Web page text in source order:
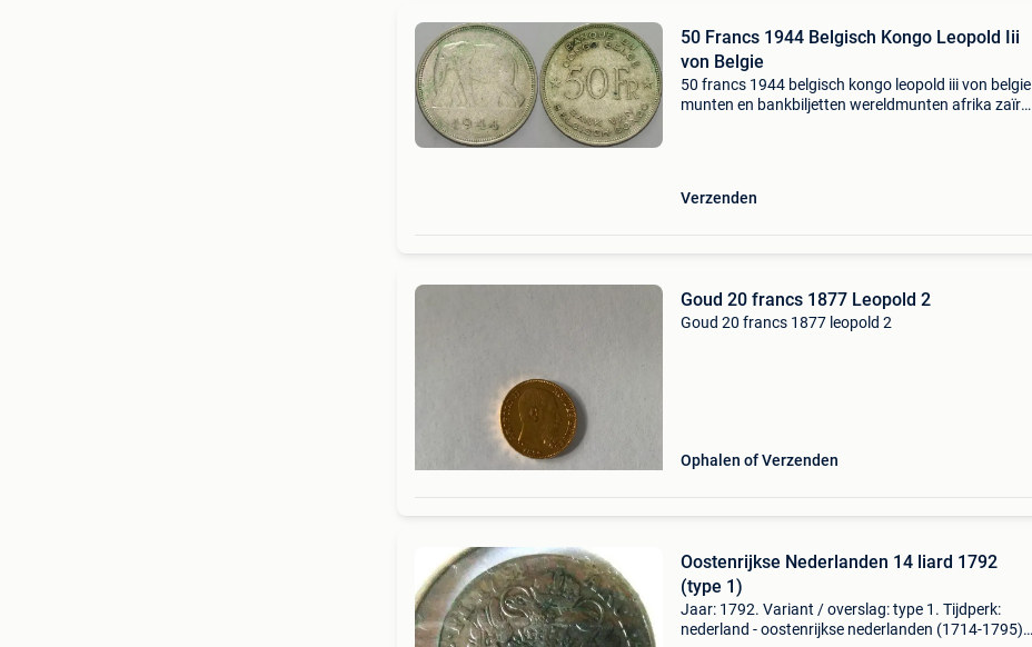
50 Francs 1944 Belgisch Kongo Leopold Iii
von Belgie
50 francs 1944 belgisch kongo leopold iii von belgie
munten en bankbiljetten wereldmunten afrika zaïre
Verzenden
Goud 20 francs 1877 Leopold 2
Goud 20 francs 1877 leopold 2
Ophalen of Verzenden
Oostenrijkse Nederlanden 14 liard 1792
(type 1)
Jaar: 1792. Variant / overslag: type 1. Tijdperk:
nederland - oostenrijkse nederlanden (1714-1795).